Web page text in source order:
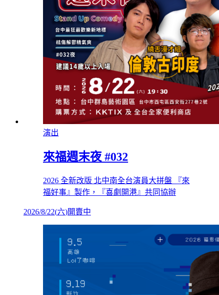
演出
來福週末夜 #032
2026 全新改版 北中南全台演員大拼盤 『來
福好事』製作，『喜劇開港』共同協辦
2026/8/22(六)開賣中